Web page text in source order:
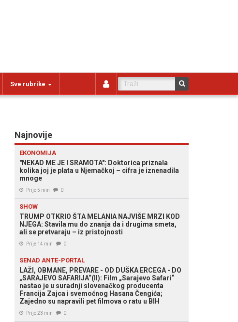
Sve rubrike
Najnovije
EKONOMIJA
"NEKAD ME JE I SRAMOTA": Doktorica priznala
kolika joj je plata u Njemačkoj – cifra je iznenadila
mnoge
Prije 5 min 0
SHOW
TRUMP OTKRIO ŠTA MELANIA NAJVIŠE MRZI KOD
NJEGA: Stavila mu do znanja da i drugima smeta,
ali se pretvaraju – iz pristojnosti
Prije 14 min 0
SENAD ANTE-PORTAL
LAŽI, OBMANE, PREVARE - OD DUŠKA ERCEGA - DO
„SARAJEVO SAFARIJA“(II): Film „Sarajevo Safari“
nastao je u suradnji slovenačkog producenta
Francija Zajca i svemoćnog Hasana Čengića;
Zajedno su napravili pet filmova o ratu u BIH
Prije 23 min 0